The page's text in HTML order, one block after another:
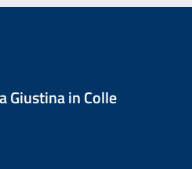
Giustina in Colle